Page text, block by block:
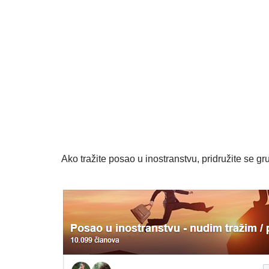
Ako tražite posao u inostranstvu, pridružite se